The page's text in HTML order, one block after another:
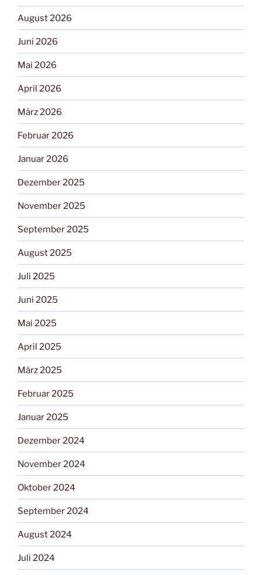
August 2026
Juni 2026
Mai 2026
April 2026
März 2026
Februar 2026
Januar 2026
Dezember 2025
November 2025
September 2025
August 2025
Juli 2025
Juni 2025
Mai 2025
April 2025
März 2025
Februar 2025
Januar 2025
Dezember 2024
November 2024
Oktober 2024
September 2024
August 2024
Juli 2024